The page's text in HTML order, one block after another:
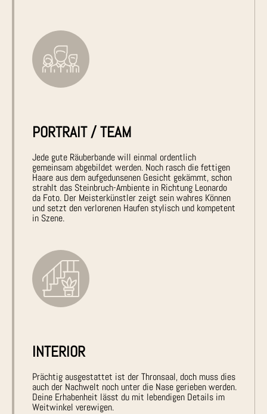
PORTRAIT / TEAM
Jede gute Räuberbande will einmal ordentlich
gemeinsam abgebildet werden. Noch rasch die fettigen
Haare aus dem aufgedunsenen Gesicht gekämmt, schon
strahlt das Steinbruch-Ambiente in Richtung Leonardo
da Foto. Der Meisterkünstler zeigt sein wahres Können
und setzt den verlorenen Haufen stylisch und kompetent
in Szene.
INTERIOR
Prächtig ausgestattet ist der Thronsaal, doch muss dies
auch der Nachwelt noch unter die Nase gerieben werden.
Deine Erhabenheit lässt du mit lebendigen Details im
Weitwinkel verewigen.